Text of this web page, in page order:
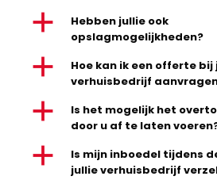
a
Hebben jullie ook
opslagmogelijkheden?
a
Hoe kan ik een offerte bij
verhuisbedrijf
a
Is het mogelijk het
door u af te laten
a
Is mijn inboedel tijdens
jullie verhuisbedrijf